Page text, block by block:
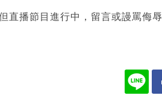
直播節目進行中，留言或謾罵侮